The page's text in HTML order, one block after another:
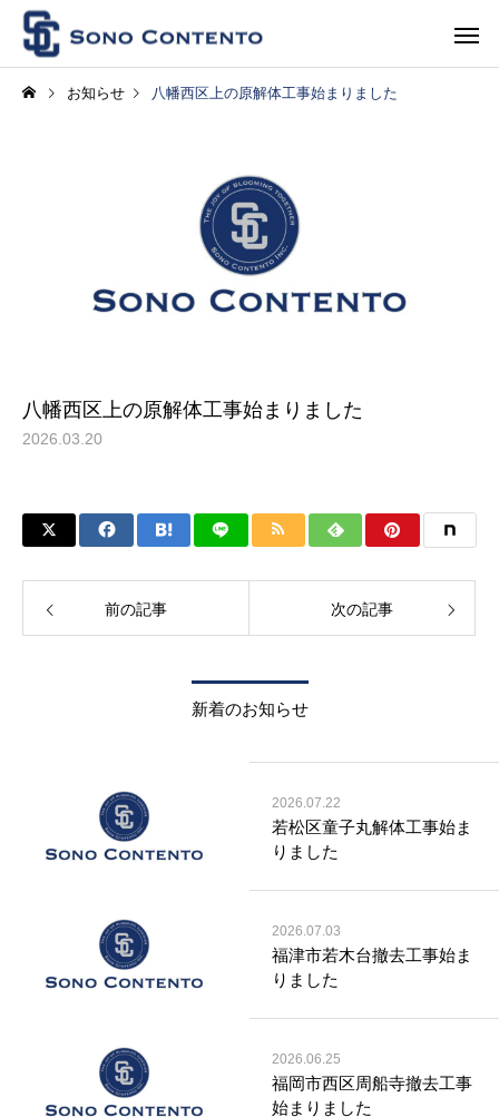
お知らせ 八幡西区上の原解体工事始まりました
八幡西区上の原解体工事始まりました
2026.03.20
前の記事 次の記事
新着のお知らせ
2026.07.22
若松区童子丸解体工事始ま
りました
2026.07.03
福津市若木台撤去工事始ま
りました
2026.06.25
福岡市西区周船寺撤去工事
始まりました